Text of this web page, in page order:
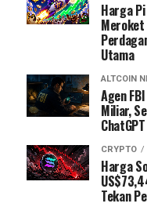
Harga
Meroket
Utama
ALTCOIN
Agen
Miliar,
ChatGPT
CRYPTO
Harga
Tekan